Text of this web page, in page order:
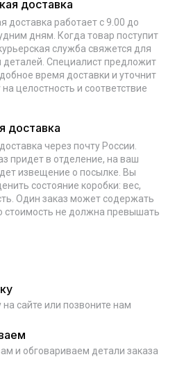
доставка
доставка работает с 9.00 до
дням. Когда товар поступит
служба свяжется для
деталей. Специалист предложит
время доставки и уточнит
целостность и соответствие
доставка
через почту России.
придет в отделение, на ваш
извещение о посылке. Вы
состояние коробки: вес,
Один заказ может содержать
стоимость не должна превышать
на сайте или позвоните нам
и обговариваем детали заказа